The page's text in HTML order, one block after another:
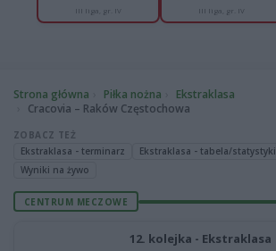
III liga, gr. IV III liga, gr. IV
Strona główna Piłka nożna
Ekstraklasa
Cracovia – Raków Częstochowa
ZOBACZ TEŻ
Ekstraklasa - terminarz
Ekstraklasa - tabela/statystyki
Wyniki na żywo
CENTRUM MECZOWE
12. kolejka - Ekstraklasa